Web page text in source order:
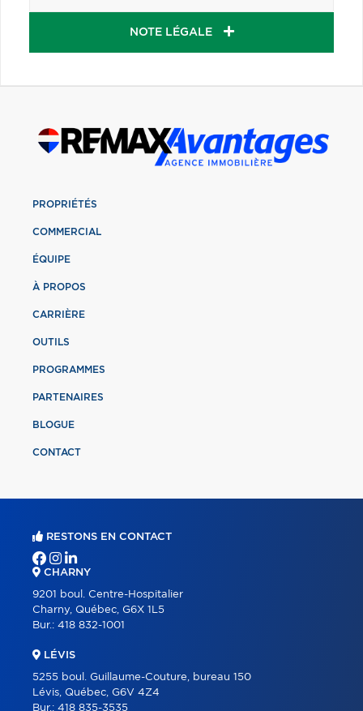
NOTE LÉGALE
PROPRIÉTÉS
COMMERCIAL
ÉQUIPE
À PROPOS
CARRIÈRE
OUTILS
PROGRAMMES
PARTENAIRES
BLOGUE
CONTACT
RESTONS EN CONTACT
CHARNY
9201 boul. Centre-Hospitalier
Charny, Québec, G6X 1L5
Bur.: 418 832-1001
LÉVIS
5255 boul. Guillaume-Couture, bureau 150
Lévis, Québec, G6V 4Z4
Bur.: 418 835-3535